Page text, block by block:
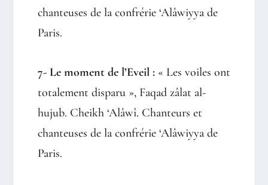
chanteuses de la confrérie ‘Alâwiyya de
Paris.
7- Le moment de l’Eveil :« Les voiles ont
totalement disparu », Faqad zâlat al-
hujub. Cheikh ‘Alâwî. Chanteurs et
chanteuses de la confrérie ‘Alâwiyya de
Paris.